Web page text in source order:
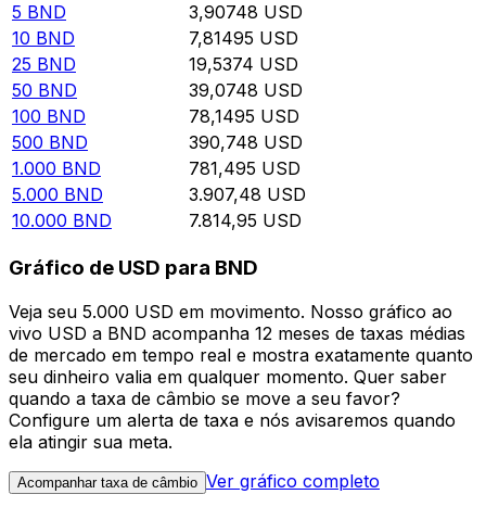
5 BND 3,90748 USD
10 BND 7,81495 USD
25 BND 19,5374 USD
50 BND 39,0748 USD
100 BND 78,1495 USD
500 BND 390,748 USD
1.000 BND 781,495 USD
5.000 BND 3.907,48 USD
10.000 BND 7.814,95 USD
Gráfico de USD para BND
Veja seu 5.000 USD em movimento. Nosso gráfico ao
vivo USD a BND acompanha 12 meses de taxas médias
de mercado em tempo real e mostra exatamente quanto
seu dinheiro valia em qualquer momento. Quer saber
quando a taxa de câmbio se move a seu favor?
Configure um alerta de taxa e nós avisaremos quando
ela atingir sua meta.
Acompanhar taxa de câmbio Ver gráfico completo